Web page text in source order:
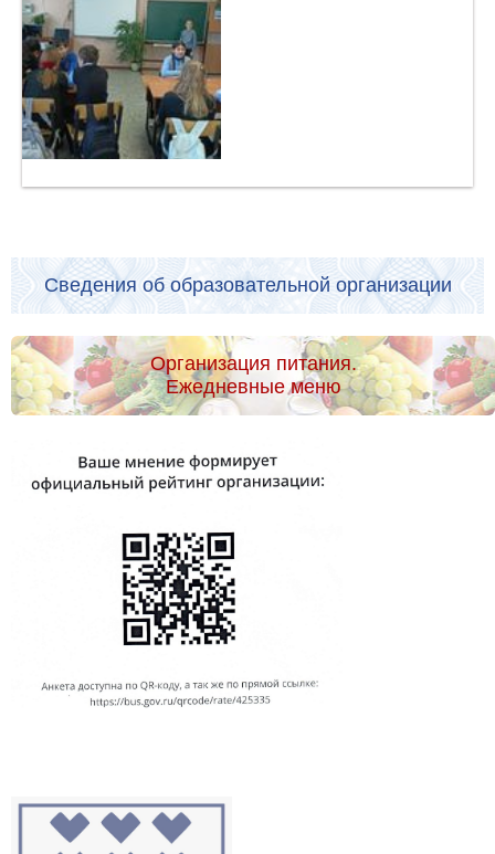
Сведения об образовательной организации
Организация питания.
Ежедневные меню